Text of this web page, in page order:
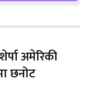
अमेरिकी
छनोट